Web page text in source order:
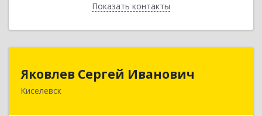
Показать контакты
Назад
Яковлев Сергей Иванович
Киселевск
Яковлев Сергей Иванович
650002, Кемеровская обл, г.Кемерово, пр-т